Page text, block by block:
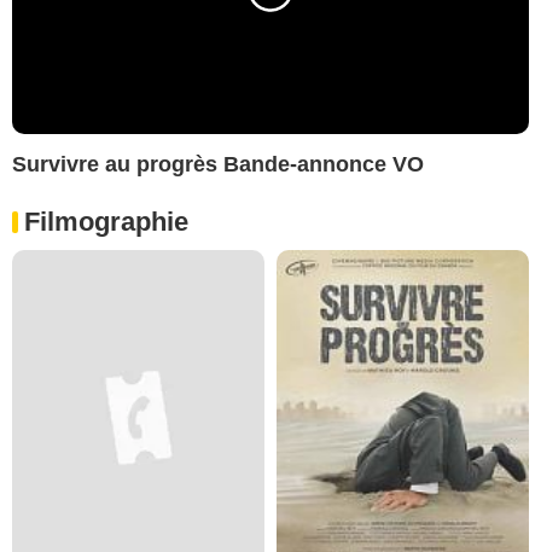
Survivre au progrès Bande-annonce VO
Filmographie